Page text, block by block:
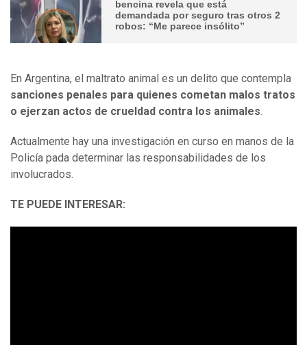
bencina revela que está
demandada por seguro tras otros 2
robos: “Me parece insólito”
En Argentina, el maltrato animal es un delito que contempla
sanciones penales para quienes cometan malos tratos
o ejerzan actos de crueldad contra los animales.
Actualmente hay una investigación en curso en manos de la
Policía pada determinar las responsabilidades de los
involucrados.
TE PUEDE INTERESAR: